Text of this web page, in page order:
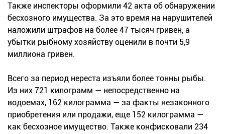
Также инспекторы оформили 42 акта об обнаружении
бесхозного имущества. За это время на нарушителей
наложили штрафов на более 47 тысяч гривен, а
убытки рыбному хозяйству оценили в почти 5,9
миллиона гривен.
Всего за период нереста изъяли более тонны рыбы.
Из них 721 килограмм — непосредственно на
водоемах, 162 килограмма — за факты незаконного
приобретения или продажи, еще 152 килограмма —
как бесхозное имущество. Также конфисковали 234